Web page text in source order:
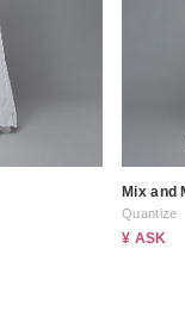
Mix and
Quantize
¥ ASK